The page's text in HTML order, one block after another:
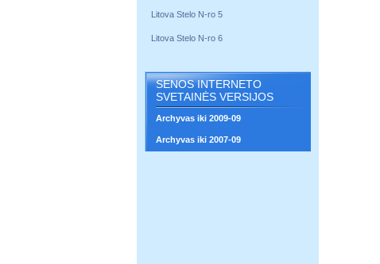
Litova Stelo N-ro 5
Litova Stelo N-ro 6
SENOS INTERNETO
SVETAINĖS VERSIJOS
Archyvas iki 2009-09
Archyvas iki 2007-09